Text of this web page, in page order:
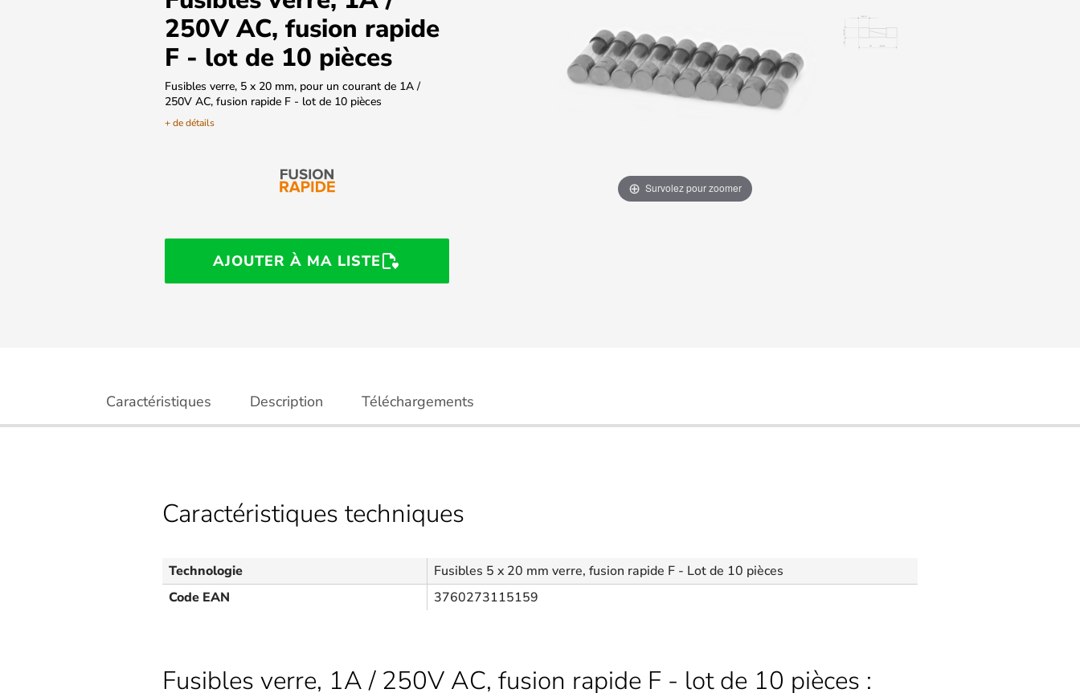
250V AC, fusion rapide
F - lot de 10 pièces
Fusibles verre, 5 x 20 mm, pour un courant de 1A /
250V AC, fusion rapide F - lot de 10 pièces
+ de détails
AJOUTER À MA LISTE
Survolez pour zoomer
Caractéristiques Description Téléchargements
Caractéristiques techniques
Technologie
Fusibles 5 x 20 mm verre, fusion rapide F - Lot de 10 pièces
Code EAN
3760273115159
Fusibles verre, 1A / 250V AC, fusion rapide F - lot de 10 pièces :